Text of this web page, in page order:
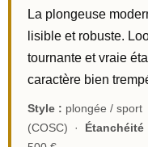
La plongeuse
lisible et robuste.
tournante et vraie
caractère bien
Style : plongée / sport
(COSC) · Étanchéité